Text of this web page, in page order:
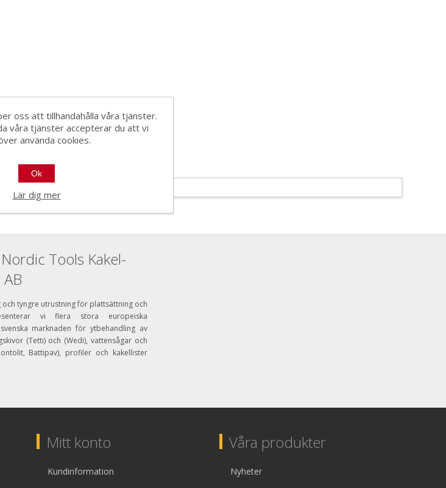
Tools Kakel-
tyngre utrustning för plattsättning och
vi flera stora europeiska
marknaden för ytbehandling av
(Tetti) och (Wedi), vattensågar och
Battipav), profiler och kakellister
Mitt konto
Kundinformation
Våra produkter
Nyheter
oss att tillhandahålla våra tjänster.
våra tjänster accepterar du att vi
använda cookies.
Ok
Lär dig mer